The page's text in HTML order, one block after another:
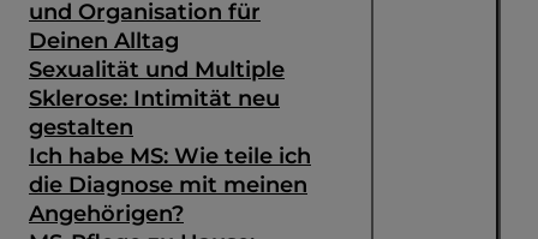
und Organisation für
Deinen Alltag
Sexualität und Multiple
Sklerose: Intimität neu
gestalten
Ich habe MS: Wie teile ich
die Diagnose mit meinen
Angehörigen?